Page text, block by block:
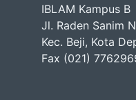
IBLAM Kampus B
Jl. Raden Sanim
Kec. Beji, Kota
Fax (021)